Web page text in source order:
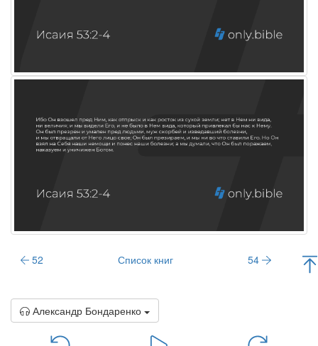
52 Список книг 54
Александр Бондаренко